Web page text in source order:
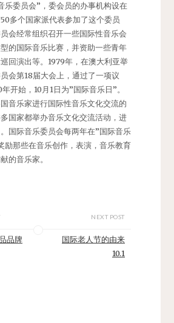
乐委员会”，委会员的办事机构设在
多个国家派代表参加了这个委员
会经常组织召开一些国际性音乐会
的国际音乐比赛，并资助一些青年
回演出等。1979年，在澳大利亚举
会第18届大会上，通过了一项议
开始，10月1日为”国际音乐日”。
音乐家进行国际性音乐文化交流的
国家都举办音乐文化交流活动，进
国际音乐委员会每两年在”国际音乐
励那些在音乐创作，表演，音乐教育
的音乐家。
品牌
NEXT POST
国际老人节的由来
10.1